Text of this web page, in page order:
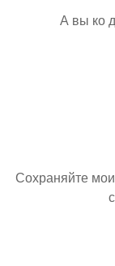
А вы ко
Сохраняйте